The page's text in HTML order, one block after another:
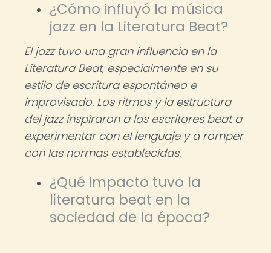
¿Cómo influyó la música
jazz en la Literatura Beat?
El jazz tuvo una gran influencia en la
Literatura Beat, especialmente en su
estilo de escritura espontáneo e
improvisado. Los ritmos y la estructura
del jazz inspiraron a los escritores beat a
experimentar con el lenguaje y a romper
con las normas establecidas.
¿Qué impacto tuvo la
literatura beat en la
sociedad de la época?